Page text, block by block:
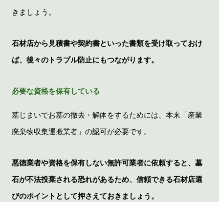
きましょう。
石材店から見積書や契約書といった書類を受け取っておけ
ば、後々のトラブル防止にもつながります。
必要な資格を保有している
墓じまいでお墓の撤去・解体をするためには、本来「産業
廃棄物収集運搬業者」の認可が必要です。
悪徳業者や資格を保有しない無許可業者に依頼すると、墓
石が不法投棄される恐れがあるため、信頼できる石材店選
びのポイントとして押さえておきましょう。